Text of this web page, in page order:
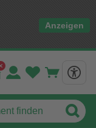
Anzeigen